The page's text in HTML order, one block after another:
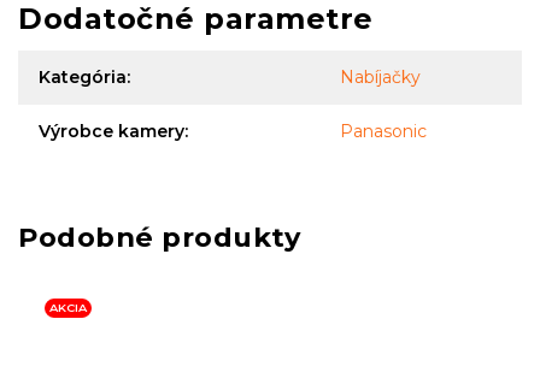
Dodatočné parametre
Kategória: Nabíjačky
Výrobce kamery: Panasonic
AKCIA